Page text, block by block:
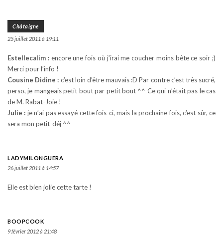
Châtaigne
25 juillet 2011 à 19:11
Estellecalim :encore une fois où j’irai me coucher moins bête ce soir ;)
Merci pour l’info !
Cousine Didine : c’est loin d’être mauvais :D Par contre c’est très sucré,
perso, je mangeais petit bout par petit bout ^^ Ce qui n’était pas le cas
de M. Rabat-Joie !
Julie : je n’ai pas essayé cette fois-ci, mais la prochaine fois, c’est sûr, ce
sera mon petit-déj ^^
LADYMILONGUERA
26 juillet 2011 à 14:57
Elle est bien jolie cette tarte !
BOOPCOOK
9 février 2012 à 21:48